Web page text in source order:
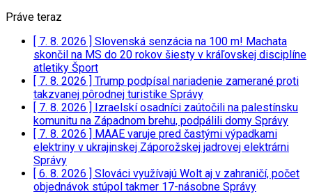
Práve teraz
[ 7. 8. 2026 ] Slovenská senzácia na 100 m! Machata
skončil na MS do 20 rokov šiesty v kráľovskej disciplíne
atletiky Šport
[ 7. 8. 2026 ] Trump podpísal nariadenie zamerané proti
takzvanej pôrodnej turistike Správy
[ 7. 8. 2026 ] Izraelskí osadníci zaútočili na palestínsku
komunitu na Západnom brehu, podpálili domy Správy
[ 7. 8. 2026 ] MAAE varuje pred častými výpadkami
elektriny v ukrajinskej Záporožskej jadrovej elektrárni
Správy
[ 6. 8. 2026 ] Slováci využívajú Wolt aj v zahraničí, počet
objednávok stúpol takmer 17-násobne Správy